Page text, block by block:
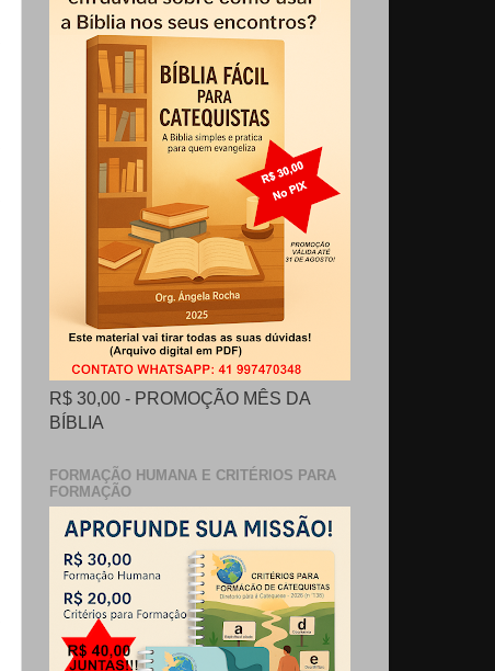
R$ 30,00 - PROMOÇÃO MÊS DA
BÍBLIA
FORMAÇÃO HUMANA E CRITÉRIOS PARA
FORMAÇÃO